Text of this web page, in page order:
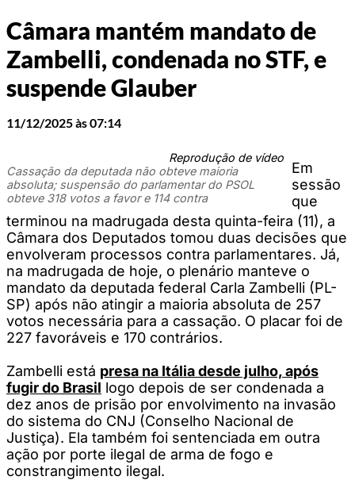
Câmara mantém mandato de
Zambelli, condenada no STF, e
suspende Glauber
11/12/2025 às 07:14
Reprodução de vídeo
Cassação da deputada não obteve maioria
absoluta; suspensão do parlamentar do PSOL
obteve 318 votos a favor e 114 contra
Em
sessão
que
terminou na madrugada desta quinta-feira (11), a
Câmara dos Deputados tomou duas decisões que
envolveram processos contra parlamentares. Já,
na madrugada de hoje, o plenário manteve o
mandato da deputada federal Carla Zambelli (PL-
SP) após não atingir a maioria absoluta de 257
votos necessária para a cassação. O placar foi de
227 favoráveis e 170 contrários.
Zambelli está presa na Itália desde julho, após
fugir do Brasil logo depois de ser condenada a
dez anos de prisão por envolvimento na invasão
do sistema do CNJ (Conselho Nacional de
Justiça). Ela também foi sentenciada em outra
ação por porte ilegal de arma de fogo e
constrangimento ilegal.